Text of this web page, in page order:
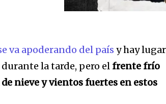
va apoderando del país y hay
la tarde, pero el frente frío
nieve y vientos fuertes en estos